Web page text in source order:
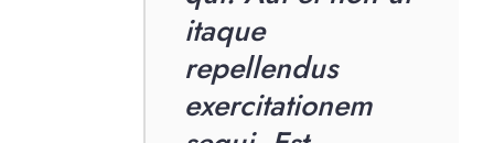
itaque
repellendus
exercitationem